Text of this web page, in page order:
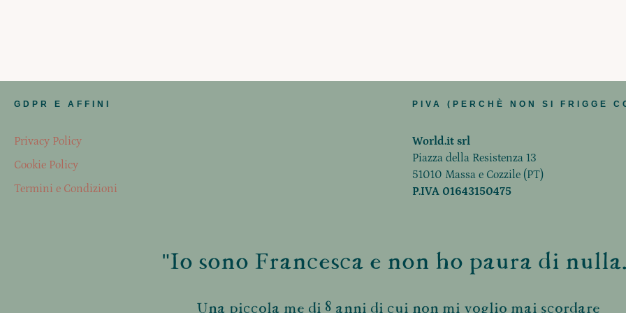
GDPR E AFFINI
Privacy Policy
Cookie Policy
Termini e Condizioni
PIVA (PERCHÈ NON SI FRIGGE
World.it srl
Piazza della Resistenza 13
51010 Massa e Cozzile (PT)
P.IVA 01643150475
"Io sono Francesca e non ho paura di
Una piccola me di 8 anni di cui non mi voglio mai scordare